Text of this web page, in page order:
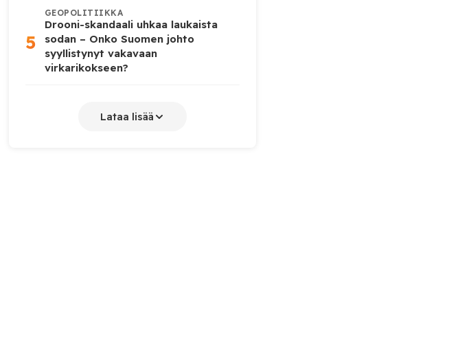
5
GEOPOLITIIKKA
Drooni-skandaali uhkaa laukaista
sodan – Onko Suomen johto
syyllistynyt vakavaan
virkarikokseen?
Lataa lisää